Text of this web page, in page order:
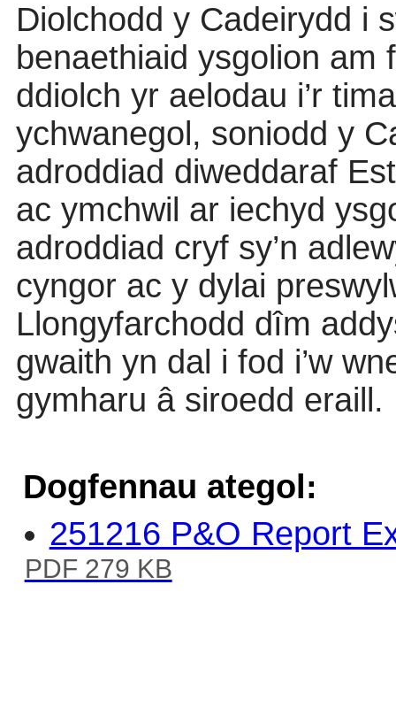
Diolchodd y Cadeirydd i
benaethiaid ysgolion am
ddiolch yr aelodau i’r
ychwanegol, soniodd y
adroddiad diweddaraf
ac ymchwil ar iechyd
adroddiad cryf sy’n
cyngor ac y dylai
Llongyfarchodd dîm
gwaith yn dal i fod i’w
gymharu â siroedd eraill.
Dogfennau ategol:
251216 P&O Report
PDF 279 KB